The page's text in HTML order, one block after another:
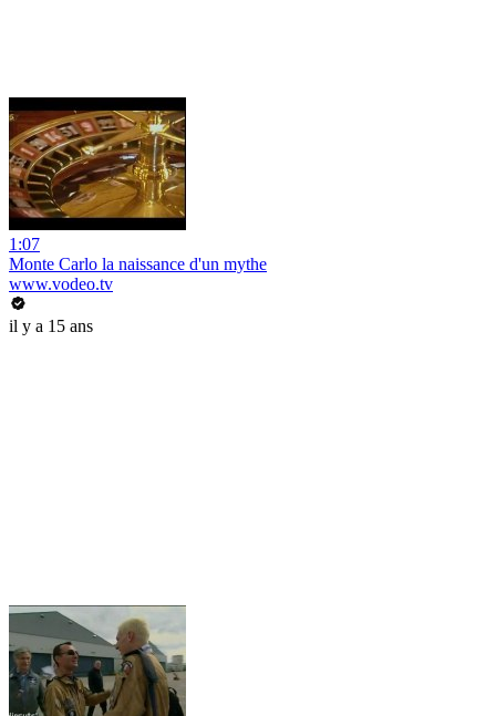
1:07
Monte Carlo la naissance d'un mythe
www.vodeo.tv
il y a 15 ans